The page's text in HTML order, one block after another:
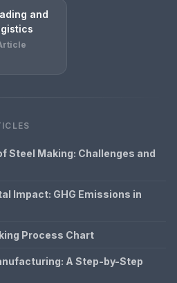
and
Steel Making: Challenges and
Impact: GHG Emissions in
Process Chart
A Step-by-Step